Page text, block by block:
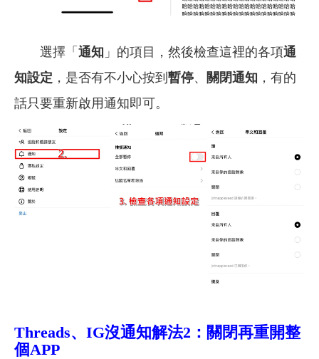
選擇「 通知 」的項目，然後檢查這裡的各項通
知設定 ，是否有不小心按到 暫停、 關閉通知 ，有的
話只要重新啟用通知即可。
Threads、IG沒通知解法2：關閉再重開整
個APP